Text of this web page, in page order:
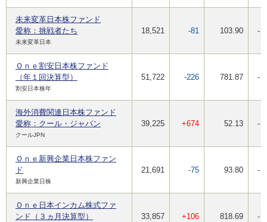
未来変革日本株ファンド
愛称：挑戦者たち
未来変革日本
18,521 -81 103.90 -
Ｏｎｅ割安日本株ファンド
（年１回決算型）
割安日本株年
51,722 -226 781.87 -
海外消費関連日本株ファンド
愛称：クール・ジャパン
クールJPN
39,225 +674 52.13 -
Ｏｎｅ新興企業日本株ファン
ド
新興企業日株
21,691 -75 93.80 -
Ｏｎｅ日本インカム株式ファ
ンド（３ヵ月決算型）
33,857 +106 818.69 -